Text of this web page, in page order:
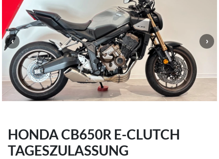
HONDA CB650R E-CLUTCH
TAGESZULASSUNG